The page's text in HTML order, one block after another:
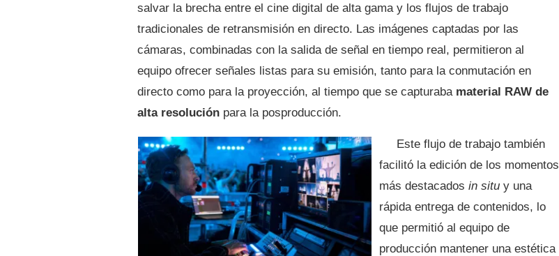
salvar la brecha entre el cine digital de alta gama y los flujos de trabajo
tradicionales de retransmisión en directo. Las imágenes captadas por las
cámaras, combinadas con la salida de señal en tiempo real, permitieron al
equipo ofrecer señales listas para su emisión, tanto para la conmutación en
directo como para la proyección, al tiempo que se capturaba material RAW de
alta resolución para la posproducción.
Este flujo de trabajo también
facilitó la edición de los momentos
más destacados in situ y una
rápida entrega de contenidos, lo
que permitió al equipo de
producción mantener una estética